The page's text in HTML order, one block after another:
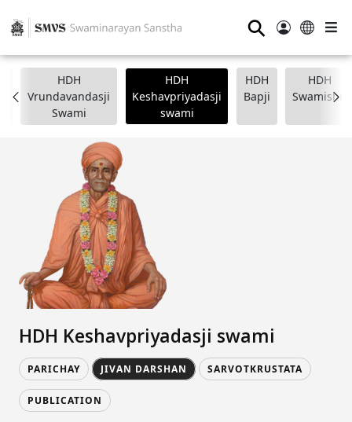
⚲
HDH
Vrundavandasji
Swami
HDH
Keshavpriyadasji
swami
HDH
Bapji
HDH
Swamishri
HDH Keshavpriyadasji swami
PARICHAY JIVAN DARSHAN SARVOTKRUSTATA
PUBLICATION